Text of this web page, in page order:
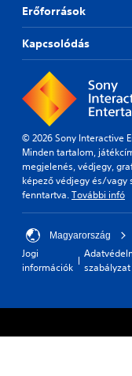
Erőforrások
Kapcsolódás
© 2026 Sony Interactive
Minden tartalom,
megjelenés, védjegy,
képező védjegy és/vagy
fenntartva.További infó
Magyarország
Jogi
információk
szabályzat